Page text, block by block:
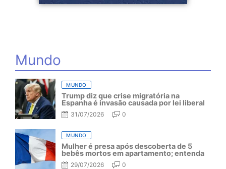
Mundo
MUNDO
Trump diz que crise migratória na
Espanha é invasão causada por lei liberal
31/07/2026 0
MUNDO
Mulher é presa após descoberta de 5
bebês mortos em apartamento; entenda
29/07/2026 0